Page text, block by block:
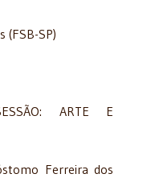
(FSB-SP)
ARTE E
Ferreira dos